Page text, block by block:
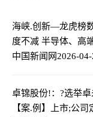
海峡.创新—龙虎榜
度不减 半导体、高
中国新闻网2026-
卓锦股份!：?选举
【案.例】上市;公